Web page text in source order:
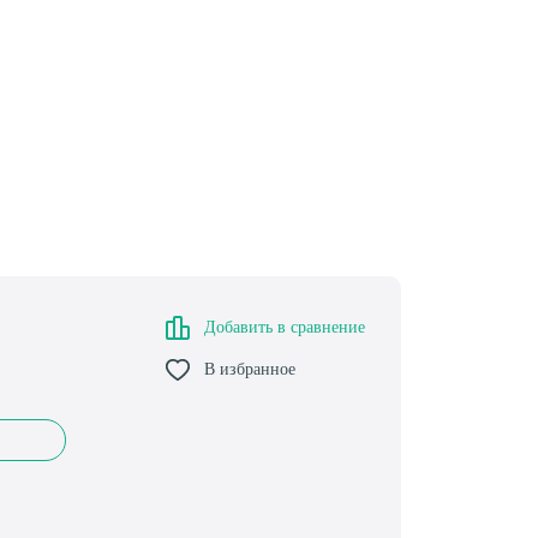
Добавить в сравнение
В избранное